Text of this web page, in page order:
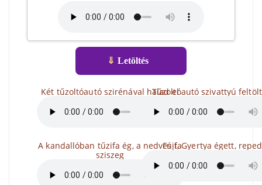
⇓ Letöltés
Két tűzoltóautó szirénával halad el
A kandallóban tűzifa ég, a nedves fa
sziszeg
Tűzoltóautó szivattyú
Fújt, Gyertya égett,